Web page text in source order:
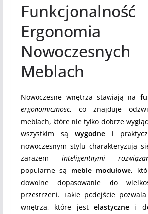
Nowoczesnych
Meblach
Nowoczesne wnętrza stawiają na
ergonomiczność, co znajduje
meblach, które nie tylko dobrze
wszystkim są wygodnei
nowoczesnym stylu charakteryzują
zarazem inteligentnymi
popularne są meble modułowe,
dowolne dopasowanie do
przestrzeni. Takie podejście
wnętrza, które jest elastyczne i